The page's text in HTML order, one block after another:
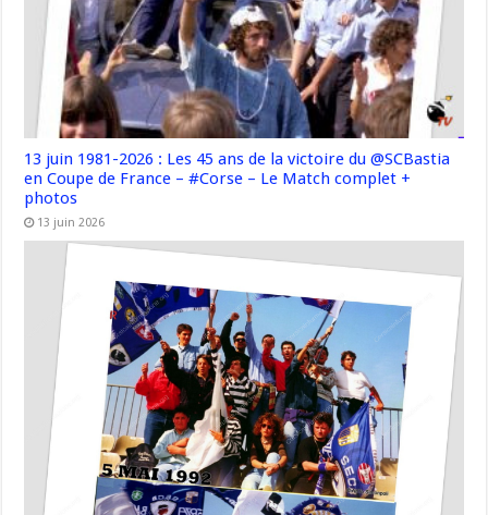
13 juin 1981-2026 : Les 45 ans de la victoire du @SCBastia
en Coupe de France – #Corse – Le Match complet +
photos
13 juin 2026